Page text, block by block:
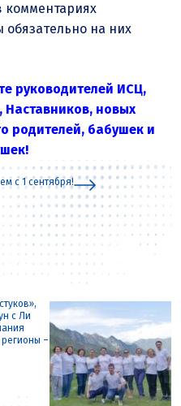
комментариях
обязательно на них
руководителей ИСЦ,
новых
родителей, бабушек и
с Ли
–
с 1 сентября!